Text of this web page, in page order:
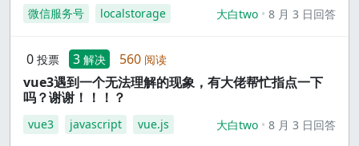
微信服务号 localstorage 大白two 8 月 3 日回答
0 投票 3 解决 560 阅读
vue3遇到一个无法理解的现象，有大佬帮忙指点一下
吗？谢谢！！！？
vue3 javascript vue.js 大白two 8 月 3 日回答